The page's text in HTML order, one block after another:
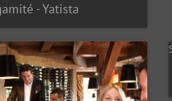
- Yatista